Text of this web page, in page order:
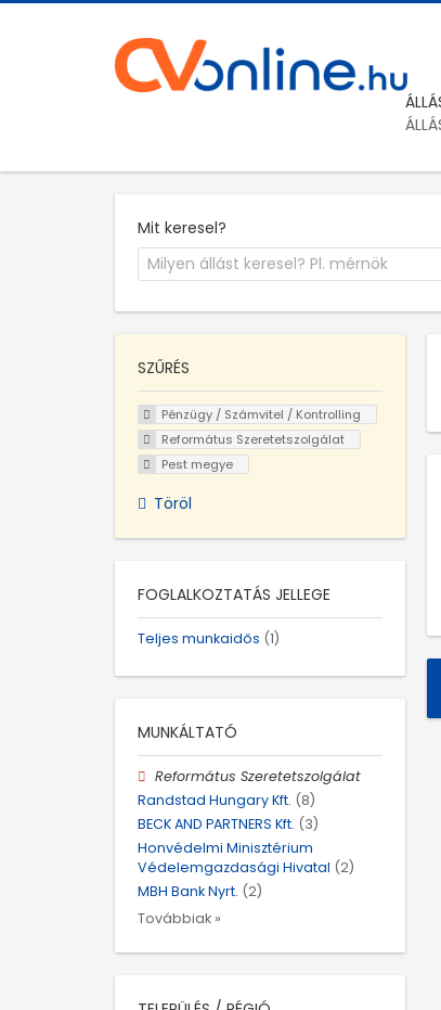
Mit keresel?
SZŰRÉS
Pénzügy / Számvitel / Kontrolling
Református Szeretetszolgálat
Pest megye
Töröl
FOGLALKOZTATÁS JELLEGE
Teljes munkaidős (1)
MUNKÁLTATÓ
Református Szeretetszolgálat
Randstad Hungary Kft. (8)
BECK AND PARTNERS Kft. (3)
Honvédelmi Minisztérium
Védelemgazdasági Hivatal (2)
MBH Bank Nyrt. (2)
Továbbiak »